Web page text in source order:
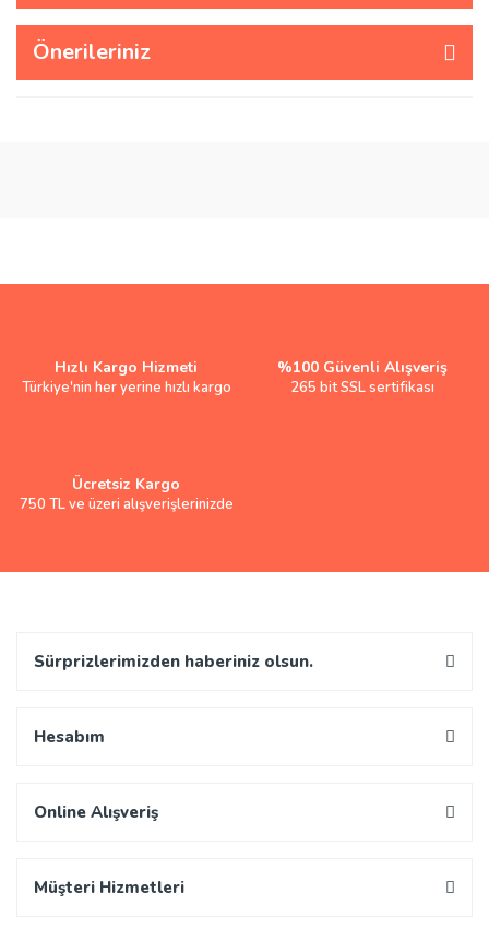
Önerileriniz
Hızlı Kargo Hizmeti
Türkiye'nin her yerine hızlı kargo
%100 Güvenli Alışveriş
265 bit SSL sertifikası
Ücretsiz Kargo
750 TL ve üzeri alışverişlerinizde
Sürprizlerimizden haberiniz olsun.
Hesabım
Online Alışveriş
Müşteri Hizmetleri